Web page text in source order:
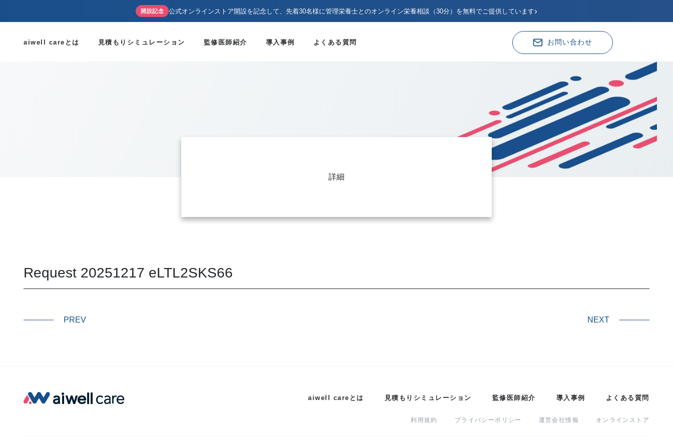
開設記念 公式オンラインストア開設を記念して、先着30名様に管理栄養士とのオンライン栄養相談（30分）を無料でご提供しています›
aiwell careとは 見積もりシミュレーション 監修医師紹介 導入事例 よくある質問 お問い合わせ
詳細
Request 20251217 eLTL2SKS66
PREV NEXT
aiwell careとは 見積もりシミュレーション 監修医師紹介 導入事例 よくある質問
利用規約 プライバシーポリシー 運営会社情報 オンラインストア